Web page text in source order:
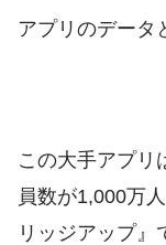
アプリのデータ
この大手アプリ
員数が1,000万
リッジアップ』